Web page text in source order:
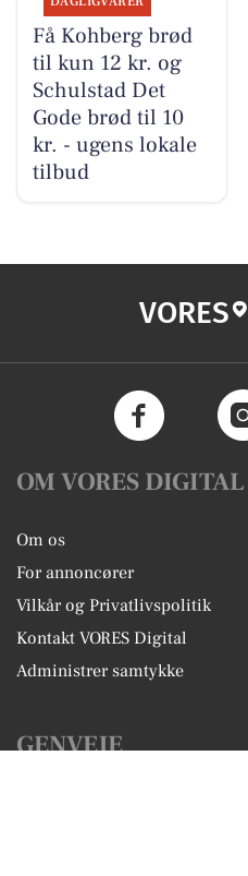
Få Kohberg brød
til kun 12 kr. og
Schulstad Det
Gode brød til 10
kr. - ugens lokale
tilbud
VORES
OM VORES DIGITAL
Om os
For annoncører
Vilkår og Privatlivspolitik
Kontakt VORES Digital
Administrer samtykke
GENVEJE